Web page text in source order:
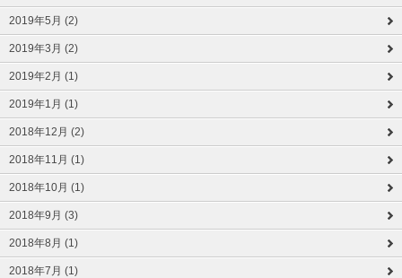
2019年5月 (2)
2019年3月 (2)
2019年2月 (1)
2019年1月 (1)
2018年12月 (2)
2018年11月 (1)
2018年10月 (1)
2018年9月 (3)
2018年8月 (1)
2018年7月 (1)